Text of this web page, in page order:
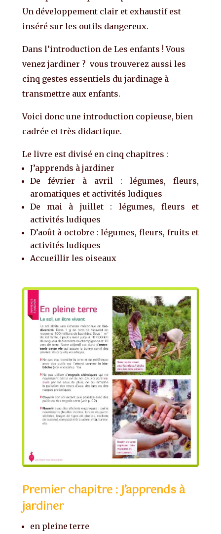
Un développement clair et exhaustif est
inséré sur les outils dangereux.
Dans l’introduction de Les enfants ! Vous
venez jardiner ? vous trouverez aussi les
cinq gestes essentiels du jardinage à
transmettre aux enfants.
Voici donc une introduction copieuse, bien
cadrée et très didactique.
Le livre est divisé en cinq chapitres :
J’apprends à jardiner
De février à avril : légumes, fleurs,
aromatiques et activités ludiques
De mai à juillet : légumes, fleurs et
activités ludiques
D’août à octobre : légumes, fleurs, fruits et
activités ludiques
Accueillir les oiseaux
Premier chapitre : J’apprends à
jardiner
en pleine terre